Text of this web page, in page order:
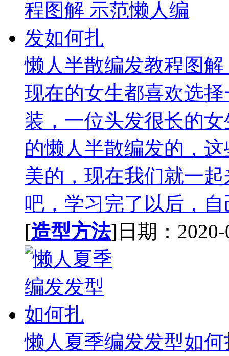
懒人半散编发教程图
现在的女生都喜欢选
装，一位头发很长的
的懒人半散编发的，
美的，现在我们就一
吧，学习完了以后，
[造型方法]日期：2020-
懒人夏季编发发型如何